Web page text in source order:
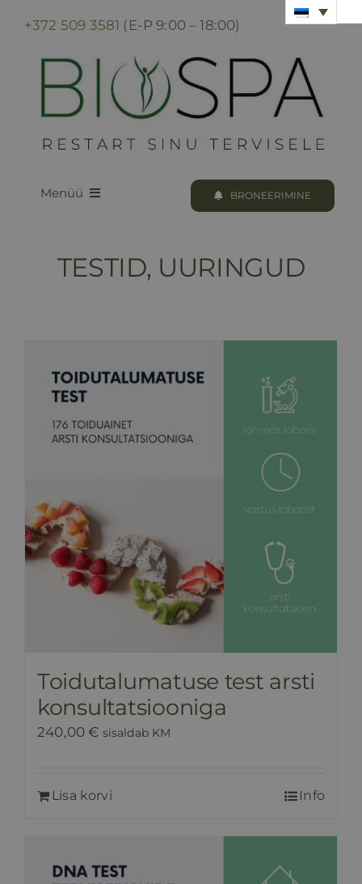
content
+372 509 3581 (E-P 9:00 – 18:00)
Menüü
HINNAKIRI
E-POOD
KKK
BRONEERIMINE
TESTID, UURINGUD
Toidutalumatuse test arsti
konsultatsiooniga
240,00€ sisaldab KM
Lisa korvi Info